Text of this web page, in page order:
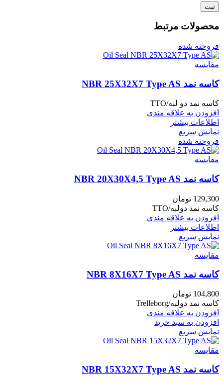
محصولات مرتبط
فروخته شده
مقايسه
کاسه نمد NBR 25X32X7 Type AS
کاسه نمد دو لبه/TTO
افزودن به علاقه مندی
اطلاعات بیشتر
نمایش سریع
فروخته شده
مقايسه
کاسه نمد NBR 20X30X4,5 Type AS
129,300 تومان
کاسه نمد دولبه/TTO
افزودن به علاقه مندی
اطلاعات بیشتر
نمایش سریع
مقايسه
کاسه نمد NBR 8X16X7 Type AS
104,800 تومان
کاسه نمد دولبه/Trelleborg
افزودن به علاقه مندی
افزودن به سبد خرید
نمایش سریع
مقايسه
کاسه نمد NBR 15X32X7 Type AS